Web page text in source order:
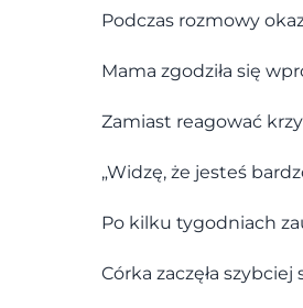
Podczas rozmowy
Mama zgodziła się
Zamiast reagować
„Widzę, że jesteś
Po kilku tygodniach
Córka zaczęła